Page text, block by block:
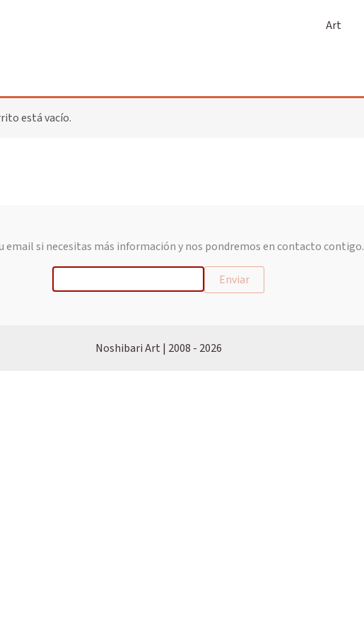
Art
está vacío.
email si necesitas más información y nos pondremos en contacto contigo.
Enviar
Noshibari Art | 2008 - 2026